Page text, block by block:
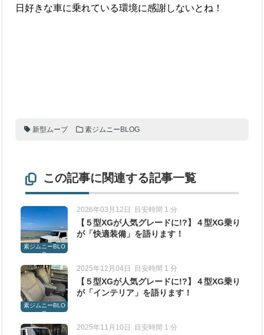
日好きな車に乗れている環境に感謝しないとね！
新型ムーブ 素ジムニーBLOG
この記事に関連する記事一覧
素ジムニーBLO
G
2026年03月12日 目安時間 1 分
【５型XGが人気グレードに!?】４型XG乗り
が「快適装備」を語ります！
素ジムニーBLO
G
2025年12月04日 目安時間 1 分
【５型XGが人気グレードに!?】４型XG乗り
が「インテリア」を語ります！
2025年11月10日 目安時間 1 分